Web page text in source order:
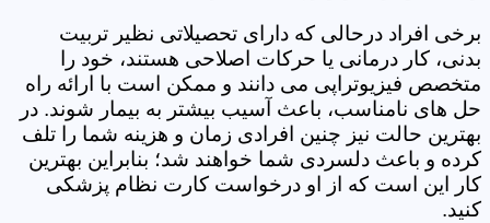
برخی افراد درحالی که دارای تحصیلاتی نظیر تربیت
بدنی، کار درمانی یا حرکات اصلاحی هستند، خود را
متخصص فیزیوتراپی می دانند و ممکن است با ارائه راه
حل های نامناسب، باعث آسیب بیشتر به بیمار شوند. در
بهترین حالت نیز چنین افرادی زمان و هزینه شما را تلف
کرده و باعث دلسردی شما خواهند شد؛ بنابراین بهترین
کار این است که از او درخواست کارت نظام پزشکی
کنید.